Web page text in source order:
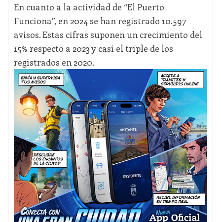
En cuanto a la actividad de “El Puerto
Funciona”, en 2024 se han registrado 10.597
avisos. Estas cifras suponen un crecimiento del
15% respecto a 2023 y casi el triple de los
registrados en 2020.